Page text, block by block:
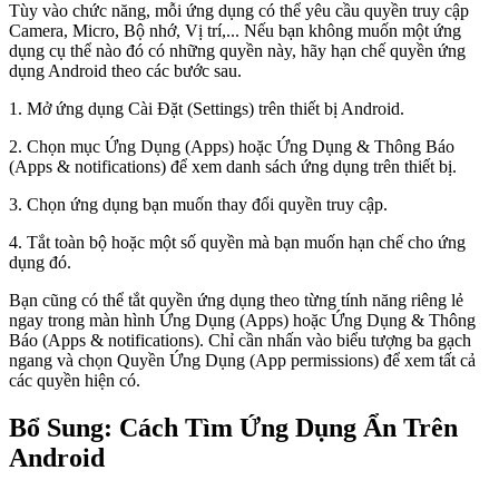
Tùy vào chức năng, mỗi ứng dụng có thể yêu cầu quyền truy cập
Camera, Micro, Bộ nhớ, Vị trí,... Nếu bạn không muốn một ứng
dụng cụ thể nào đó có những quyền này, hãy hạn chế quyền ứng
dụng Android theo các bước sau.
1. Mở ứng dụng Cài Đặt (Settings) trên thiết bị Android.
2. Chọn mục Ứng Dụng (Apps) hoặc Ứng Dụng & Thông Báo
(Apps & notifications) để xem danh sách ứng dụng trên thiết bị.
3. Chọn ứng dụng bạn muốn thay đổi quyền truy cập.
4. Tắt toàn bộ hoặc một số quyền mà bạn muốn hạn chế cho ứng
dụng đó.
Bạn cũng có thể tắt quyền ứng dụng theo từng tính năng riêng lẻ
ngay trong màn hình Ứng Dụng (Apps) hoặc Ứng Dụng & Thông
Báo (Apps & notifications). Chỉ cần nhấn vào biểu tượng ba gạch
ngang và chọn Quyền Ứng Dụng (App permissions) để xem tất cả
các quyền hiện có.
Bổ Sung: Cách Tìm Ứng Dụng Ẩn Trên
Android